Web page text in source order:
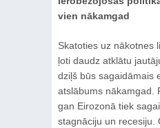
vien nākamgad
Skatoties uz nākotnes
ļoti daudz atklātu
dziļš būs sagaidāmais
atslābums nākamgad.
gan Eirozonā tiek
stagnāciju un recesiju.